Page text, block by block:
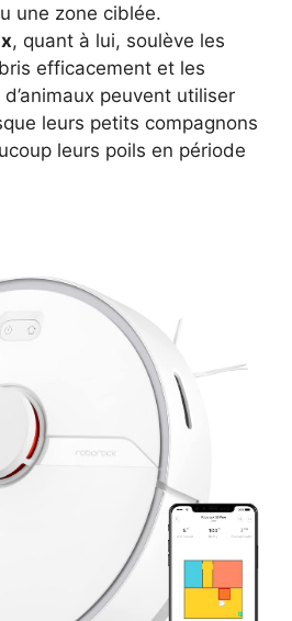
une zone ciblée.
, quant à lui, soulève les
efficacement et les
peuvent utiliser
leurs petits compagnons
leurs poils en période